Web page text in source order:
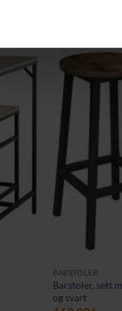
BARSTOLER
Barstoler, sett
og svart